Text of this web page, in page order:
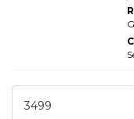
3499